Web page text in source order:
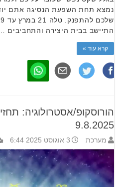
נמצא תחת השפעת הנסיגה אתם
התיישב בבית היצירה והתחביבים …
קרא עוד »
9.8.2025
מערכת 3 אוגוסט 2025 6:44